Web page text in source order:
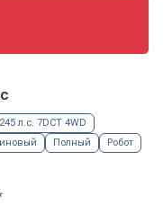
л.с. 7DCT 4WD
Полный Робот